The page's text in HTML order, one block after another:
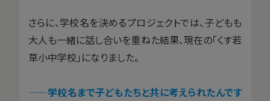
さらに、学校名を決めるプロジェクトでは、子どもも
大人も一緒に話し合いを重ねた結果、現在の「くす若
草小中学校」になりました。
——学校名まで子どもたちと共に考えられたんです